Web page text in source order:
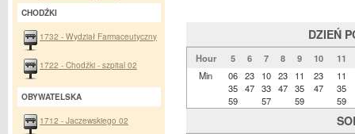
DZIEŃ
Hour 5 6 7 8 9 10
11
Min
06
35
59
23
47
10
33
57
23
47
11
35
59
23
47
11
35
59
CHODŹKI
1732 - Wydział Farmaceutyczny
1722 - Chodźki - szpital 02
OBYWATELSKA
1712 - Jaczewskiego 02